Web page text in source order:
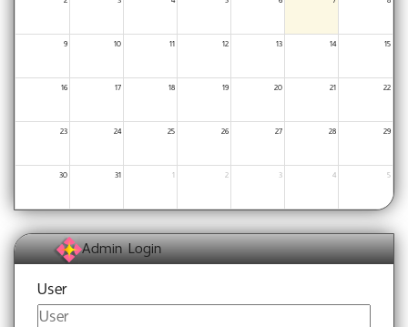
9 10 11 12 13 14 15
16 17 18 19 20 21 22
23 24 25 26 27 28 29
30 31 1 2 3 4 5
Admin Login
User